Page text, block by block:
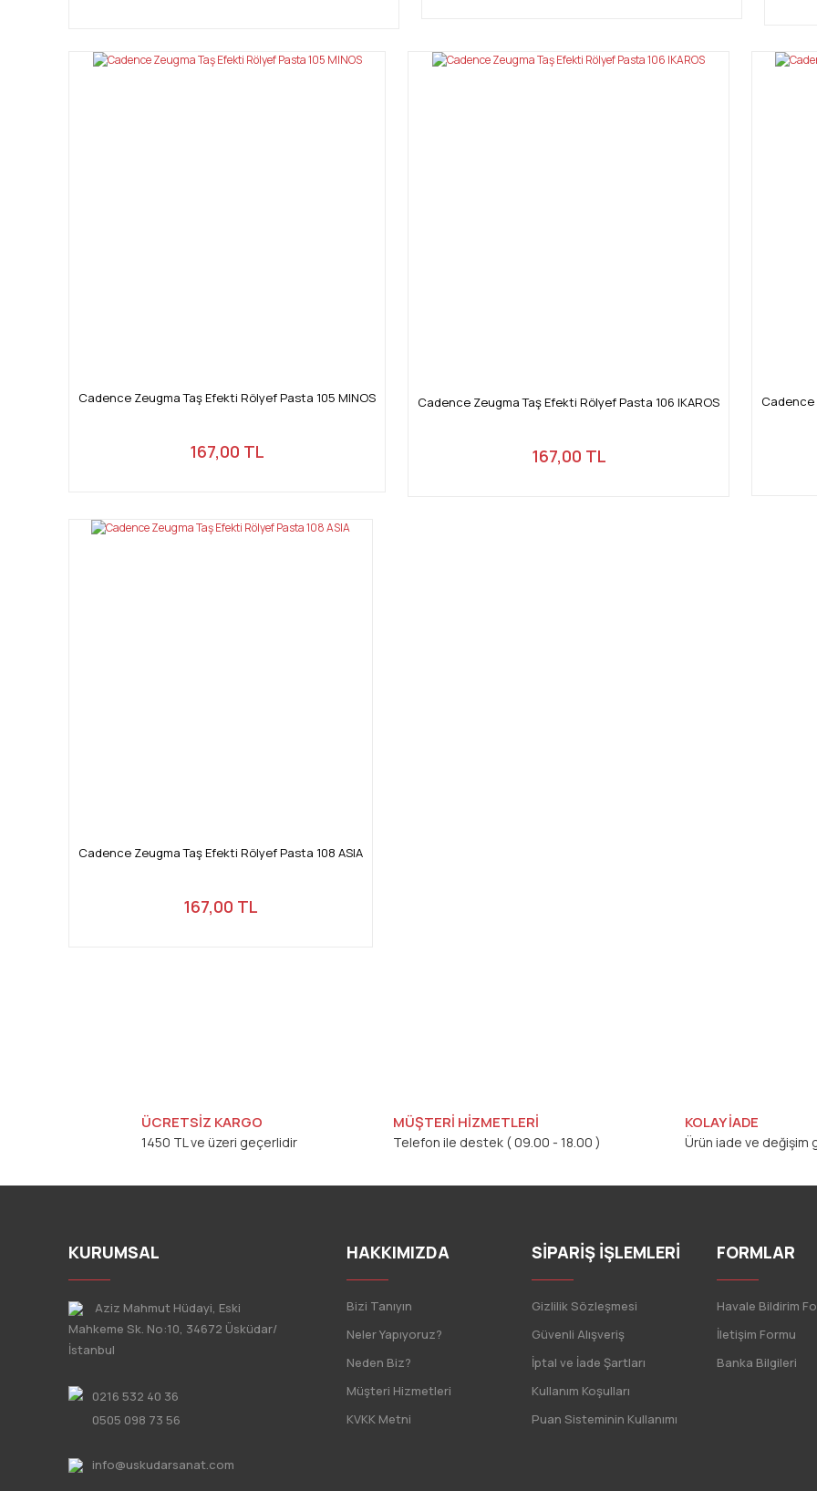
Cadence Zeugma Taş Efekti Rölyef Pasta 105 MINOS
167,00 TL
Cadence Zeugma Taş Efekti Rölyef Pasta 106 IKAROS
167,00 TL
Cadence
Cadence Zeugma Taş Efekti Rölyef Pasta 108 ASIA
167,00 TL
ÜCRETSİZ KARGO
1450 TL ve üzeri geçerlidir
MÜŞTERİ HİZMETLERİ
Telefon ile destek ( 09.00 - 18.00 )
KOLAY İADE
Ürün iade ve değişim
KURUMSAL
Aziz Mahmut Hüdayi, Eski
Mahkeme Sk. No:10, 34672 Üsküdar/
İstanbul
0216 532 40 36
0505 098 73 56
info@uskudarsanat.com
HAKKIMIZDA
Bizi Tanıyın
Neler Yapıyoruz?
Neden Biz?
Müşteri Hizmetleri
KVKK Metni
SİPARİŞ İŞLEMLERİ
Gizlilik Sözleşmesi
Güvenli Alışveriş
İptal ve İade Şartları
Kullanım Koşulları
Puan Sisteminin Kullanımı
FORMLAR
Havale Bildirim
İletişim Formu
Banka Bilgileri